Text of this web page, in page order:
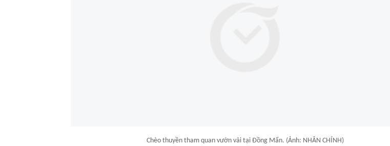
Chèo thuyền tham quan vườn vải tại Đồng Mẩn. (Ảnh: NHÂN CHÍNH)